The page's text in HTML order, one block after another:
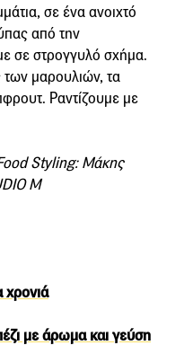
σε ένα ανοιχτό
από την
σε στρογγυλό σχήμα.
μαρουλιών, τα
Ραντίζουμε με
Styling: Μάκης
Μ
χρονιά
με άρωμα και γεύση